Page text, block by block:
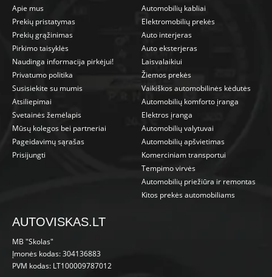
Apie mus
Prekių pristatymas
Prekių grąžinimas
Pirkimo taisyklės
Naudinga informacija pirkėjui!
Privatumo politika
Susisiekite su mumis
Atsiliepimai
Svetainės žemėlapis
Mūsų kolegos bei partneriai
Pageidavimų sąrašas
Prisijungti
Automobilių kabliai
Elektromobilių prekės
Auto interjeras
Auto eksterjeras
Laisvalaikiui
Žiemos prekės
Vaikiškos automobilinės kėdutės
Automobilių komforto įranga
Elektros įranga
Automobilių valytuvai
Automobilių apšvietimas
Komerciniam transportui
Tempimo virvės
Automobilių priežiūra ir remontas
Kitos prekės automobiliams
AUTOVISKAS.LT
MB "Skolas"
Įmonės kodas: 304136883
PVM kodas: LT100009787012